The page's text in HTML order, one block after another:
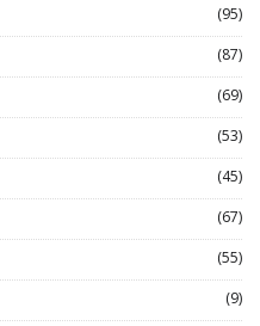
(95)
(87)
(69)
(53)
(45)
(67)
(55)
(9)